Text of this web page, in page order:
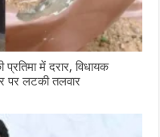
प्रतिमा में दरार, विधायक
पर लटकी तलवार